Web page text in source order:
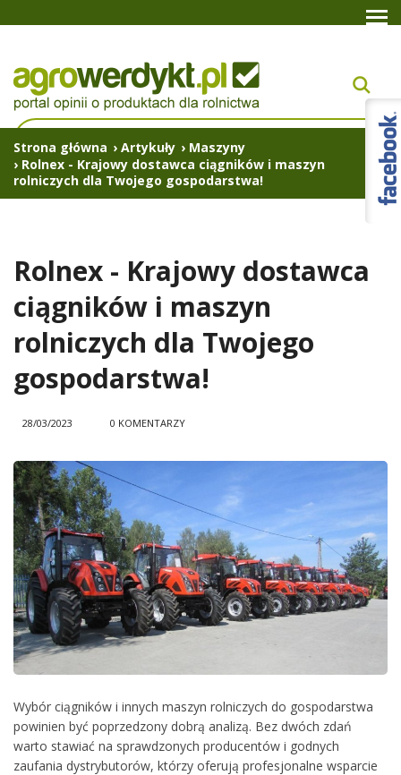
Strona główna › Artykuły › Maszyny
› Rolnex - Krajowy dostawca ciągników i maszyn
rolniczych dla Twojego gospodarstwa!
Rolnex - Krajowy dostawca
ciągników i maszyn
rolniczych dla Twojego
gospodarstwa!
28/03/2023 0 KOMENTARZY
Wybór ciągników i innych maszyn rolniczych do gospodarstwa
powinien być poprzedzony dobrą analizą. Bez dwóch zdań
warto stawiać na sprawdzonych producentów i godnych
zaufania dystrybutorów, którzy oferują profesjonalne wsparcie